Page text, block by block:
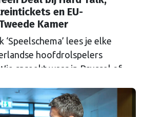
en EU-
Kamer
lees je elke
hoofdrolspelers
spreekt waar in Brussel of